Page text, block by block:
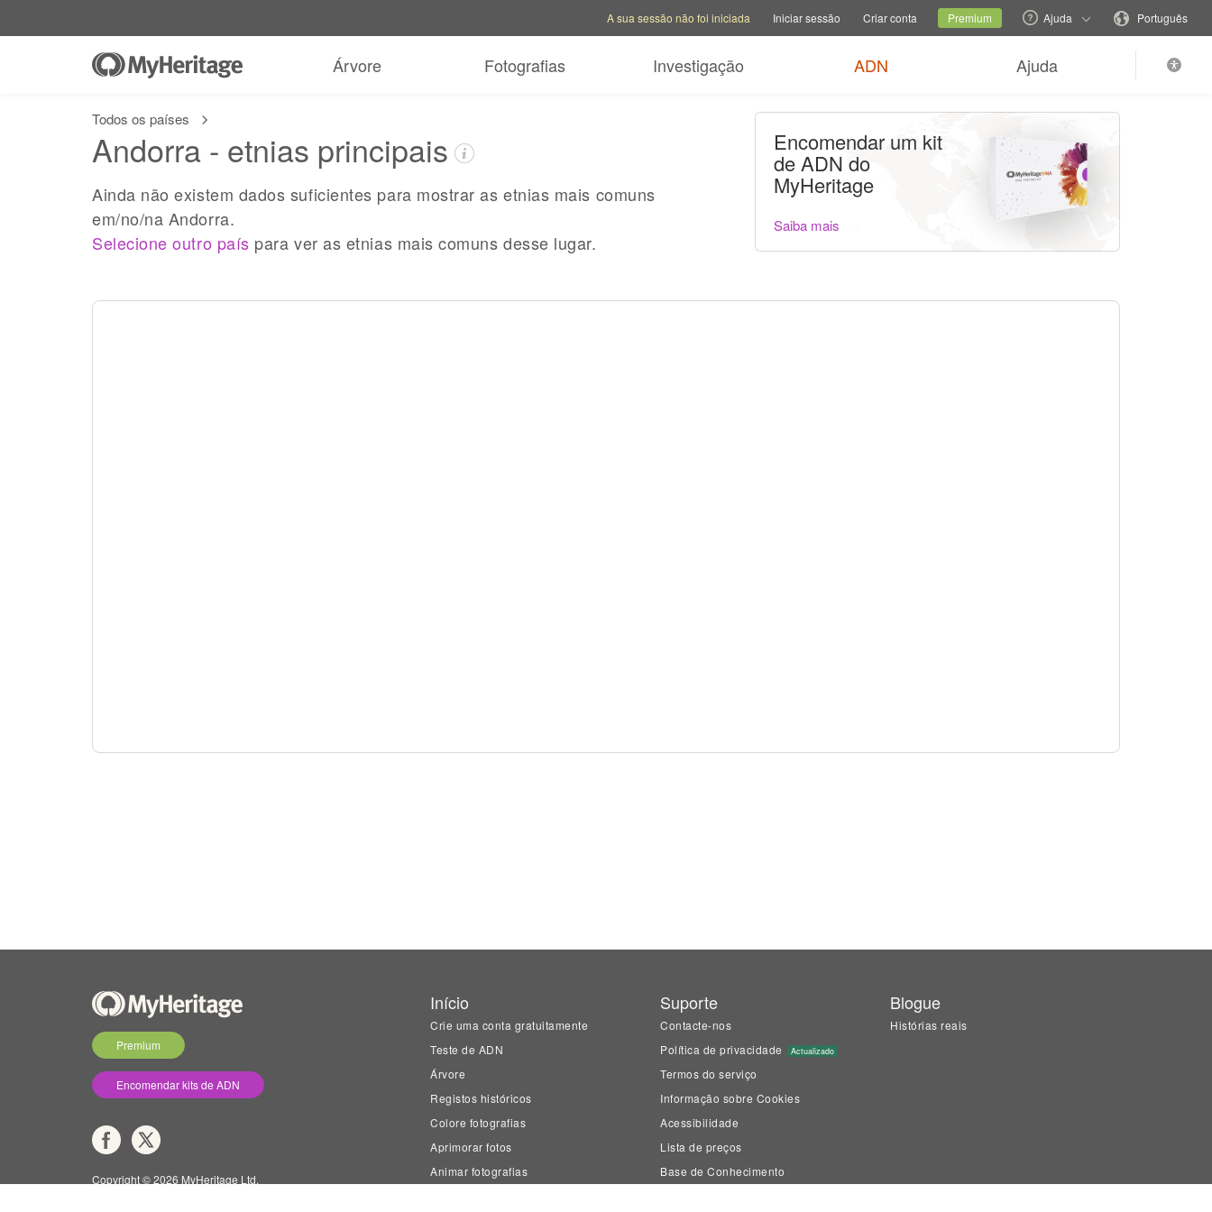
Mudar o idioma
A sua sessão não foi iniciada Iniciar sessão Criar conta Premium Ajuda Português
Árvore Fotografias Investigação ADN Ajuda
Todos os países
Andorra - etnias principais
Ainda não existem dados suficientes para mostrar as etnias mais comuns
em/no/na Andorra.
Selecione outro país para ver as etnias mais comuns desse lugar.
Encomendar um kit
de ADN do
MyHeritage
Saiba mais
Premium
Encomendar kits de ADN
Copyright © 2026 MyHeritage Ltd.
Início
Crie uma conta gratuitamente
Teste de ADN
Árvore
Registos históricos
Colore fotografias
Aprimorar fotos
Animar fotografias
Suporte
Contacte-nos
Política de privacidade
Actualizado
Termos do serviço
Informação sobre Cookies
Acessibilidade
Lista de preços
Base de Conhecimento
Blogue
Histórias reais